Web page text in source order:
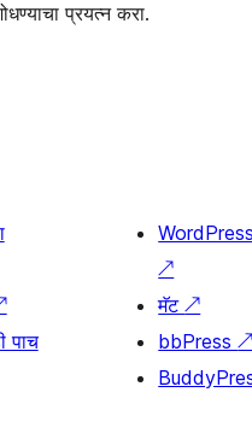
प्रयत्न करा.
पाच
↗
मॅट↗
bbPress↗